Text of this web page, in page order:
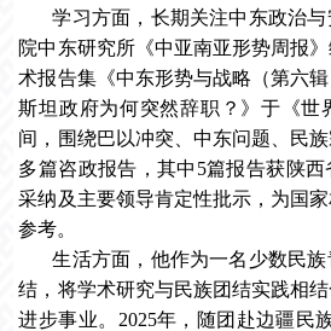
学习方面，长期关注中东政治
院中东研究所《中亚南亚形势周报
术报告集《中东形势与战略（第六
斯坦政府为何突然辞职？》于《世
间，围绕巴以冲突、中东问题、民
多篇咨政报告，其中5篇报告获陕
采纳及主要领导肯定性批示，为国
参考。
生活方面，他作为一名少数民
结，将学术研究与民族团结实践相
进步事业。2025年，随团赴边疆民